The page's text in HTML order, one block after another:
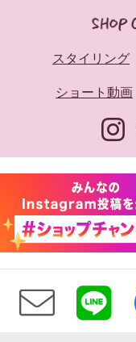
スタイリング
ショート動画